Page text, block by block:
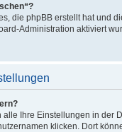
die phpBB erstellt hat
Administration aktiviert
Ihre Einstellungen in der
klicken. Dort